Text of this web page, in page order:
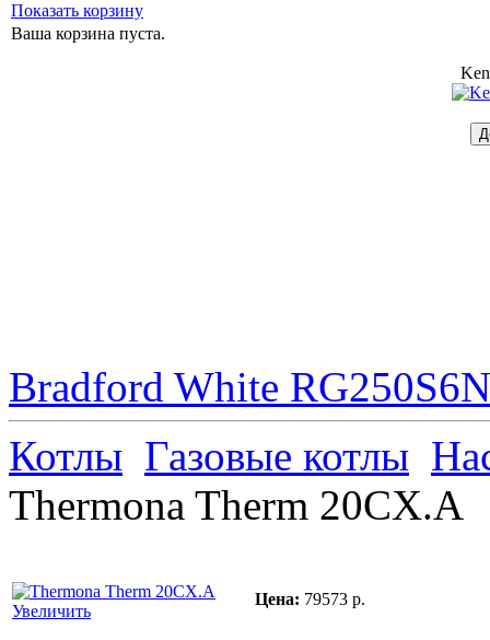
Показать корзину
Ваша корзина пуста.
Bradford White
Котлы Газовые котлы
Thermona Therm 20CX.A
Увеличить
Цена: 79573 р.